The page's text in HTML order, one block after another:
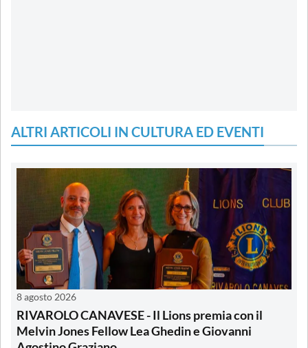
ALTRI ARTICOLI IN CULTURA ED EVENTI
8 agosto 2026
RIVAROLO CANAVESE - Il Lions premia con il
Melvin Jones Fellow Lea Ghedin e Giovanni